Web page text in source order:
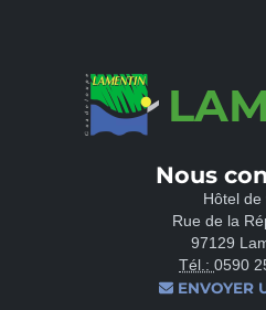
Nous
Hôtel de
Rue de la
97129
Tél.: 0590
ENVOYER